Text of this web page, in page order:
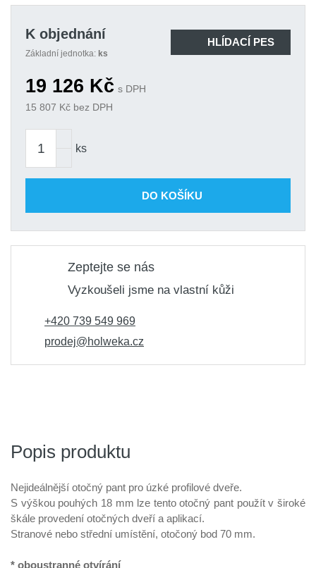
K objednání
Základní jednotka: ks
HLÍDACÍ PES
19 126 Kč s DPH
15 807 Kč bez DPH
ks
DO KOŠÍKU
Zeptejte se nás
Vyzkoušeli jsme na vlastní kůži
+420 739 549 969
prodej@holweka.cz
Popis produktu
Nejideálnější otočný pant pro úzké profilové dveře.
S výškou pouhých 18 mm lze tento otočný pant použít v široké
škále provedení otočných dveří a aplikací.
Stranové nebo střední umístění, otočoný bod 70 mm.
* oboustranné otvírání